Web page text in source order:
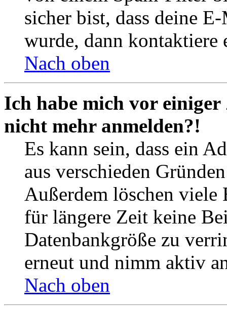
sicher bist, dass deine
wurde, dann kontaktiere
Nach oben
Ich habe mich vor
nicht mehr anmelden?!
Es kann sein, dass ein
aus verschieden
Außerdem löschen viele
für längere Zeit keine
Datenbankgröße zu
erneut und nimm aktiv
Nach oben